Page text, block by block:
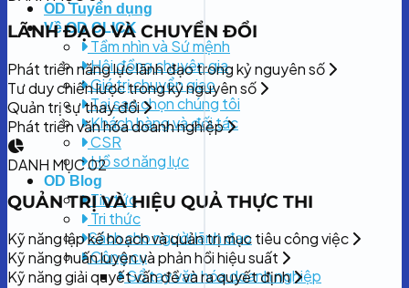
OD Tuyển dụng
Về OD CLICK
Tầm nhìn và Sứ mệnh
Hội đồng chuyên gia
Giá trị chuyển giao
Tại sao chọn chúng tôi
Khách hàng và đối tác
CSR
Hồ sơ năng lực
OD Blog
Tin tức
Tri thức
Sách cho người lãnh đạo
Công cụ
Sổ tay văn hóa doanh nghiệp
LÃNH ĐẠO VÀ CHUYỂN ĐỔI
Phát triển năng lực lãnh đạo trong kỷ nguyên số
Tư duy chiến lược trong kỷ nguyên số
Quản trị sự thay đổi
Phát triển văn hóa doanh nghiệp
DANH MỤC 02
QUẢN TRỊ VÀ HIỆU QUẢ THỰC THI
Kỹ năng lập kế hoạch và quản trị mục tiêu công việc
Kỹ năng huấn luyện và phản hồi hiệu suất
Kỹ năng giải quyết vấn đề và ra quyết định